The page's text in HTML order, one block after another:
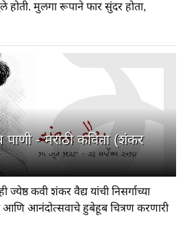
मुलगा रूपाने फार सुंदर होता,
- मराठी कविता (शंकर
ज्येष्ठ कवी शंकर वैद्य यांची निसर्गाच्या
आनंदोत्सवाचे हुबेहूब चित्रण करणारी